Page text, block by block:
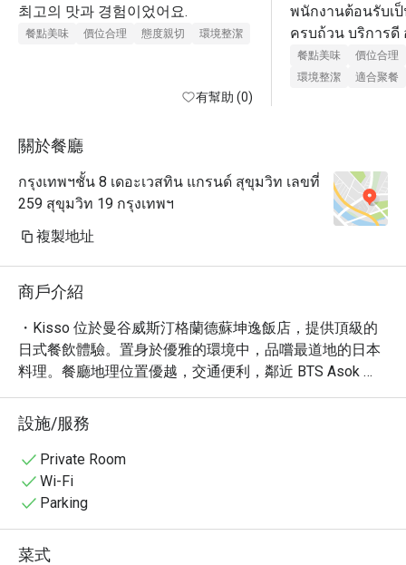
최고의 맛과 경험이었어요.
餐點美味 價位合理 態度親切 環境整潔
有幫助 (0)
พนักงานต้อนรับเ
餐點美味
價位合理
環境整潔
適合聚餐
關於餐廳
กรุงเทพฯชั้น 8 เดอะเวสทิน แกรนด์ สุขุมวิท เลขที่
259 สุขุมวิท 19 กรุงเทพฯ
複製地址
商戶介紹
・Kisso 位於曼谷威斯汀格蘭德蘇坤逸飯店，提供頂級的
日式餐飲體驗。置身於優雅的環境中，品嚐最道地的日本
料理。餐廳地理位置優越，交通便利，鄰近 BTS Asok
站。
・Kisso 以其精緻的懷石料理、新鮮的壽司和鐵板燒而聞
名。必嚐的包括招牌的黑毛和牛牛排、新鮮空運的生魚片
拼盤以及多款精選日本清酒。餐廳更設有私人包廂，提供
更隱私的用餐空間。
・立即透過 Eatigo 預訂 Kisso，即可享最高 5 折優惠，以
設施/服務
Private Room
Wi-Fi
Parking
菜式